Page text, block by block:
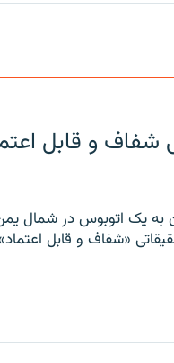
و قابل
به یک اتوبوس در شمال
«شفاف و قابل